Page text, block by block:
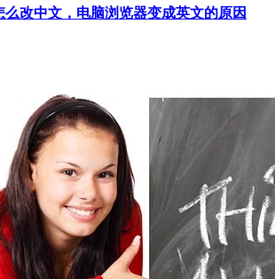
么改中文，电脑浏览器变成英文的原因